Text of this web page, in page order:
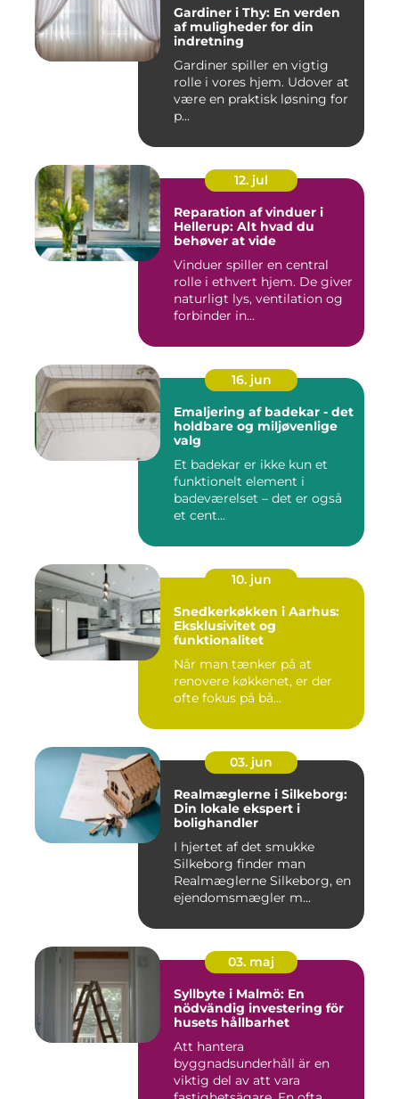
Gardiner i Thy: En verden
af muligheder for din
indretning
Gardiner spiller en vigtig
rolle i vores hjem. Udover at
være en praktisk løsning for
p...
12. jul
Reparation af vinduer i
Hellerup: Alt hvad du
behøver at vide
Vinduer spiller en central
rolle i ethvert hjem. De giver
naturligt lys, ventilation og
forbinder in...
16. jun
Emaljering af badekar - det
holdbare og miljøvenlige
valg
Et badekar er ikke kun et
funktionelt element i
badeværelset – det er også
et cent...
10. jun
Snedkerkøkken i Aarhus:
Eksklusivitet og
funktionalitet
Når man tænker på at
renovere køkkenet, er der
ofte fokus på bå...
03. jun
Realmæglerne i Silkeborg:
Din lokale ekspert i
bolighandler
I hjertet af det smukke
Silkeborg finder man
Realmæglerne Silkeborg, en
ejendomsmægler m...
03. maj
Syllbyte i Malmö: En
nödvändig investering för
husets hållbarhet
Att hantera
byggnadsunderhåll är en
viktig del av att vara